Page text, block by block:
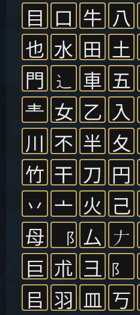
目 口 牛 八
也 水 田 土
門
車 五
龶 女 乙 入
川 不 半 夂
竹 干 刀 円
丷 亠 火 己
母
厶
巨 朮 彐
㠯 羽 皿 丂